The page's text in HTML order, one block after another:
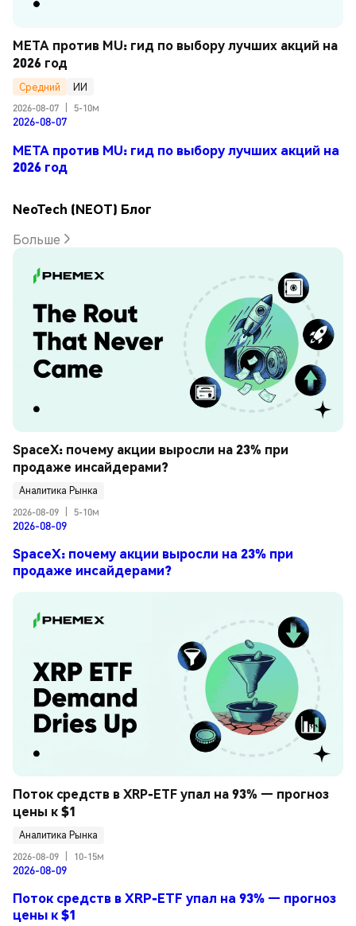
META против MU: гид по выбору лучших акций на
2026 год
Средний
ИИ
2026-08-07
5-10м
2026-08-07
META против MU: гид по выбору лучших акций на
2026 год
NeoTech (NEOT) Блог
Больше
SpaceX: почему акции выросли на 23% при
продаже инсайдерами?
Аналитика Рынка
2026-08-09
5-10м
2026-08-09
SpaceX: почему акции выросли на 23% при
продаже инсайдерами?
Поток средств в XRP-ETF упал на 93% — прогноз
цены к $1
Аналитика Рынка
2026-08-09
10-15м
2026-08-09
Поток средств в XRP-ETF упал на 93% — прогноз
цены к $1